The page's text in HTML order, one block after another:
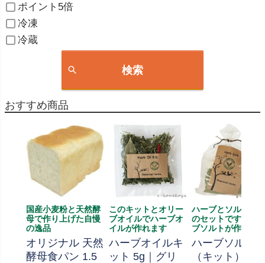
ポイント5倍
冷凍
冷蔵
検索
おすすめ商品
国産小麦粉と天然酵
母で作り上げた自慢
の逸品
オリジナル 天然
酵母食パン 1.5
このキットとオリー
ブオイルでハーブオ
イルが作れます
ハーブオイルキ
ット 5g｜グリ
ハーブとソルト、
のセットです、ハ
ブソルトが作れま
ハーブソルト
（キット） 70g